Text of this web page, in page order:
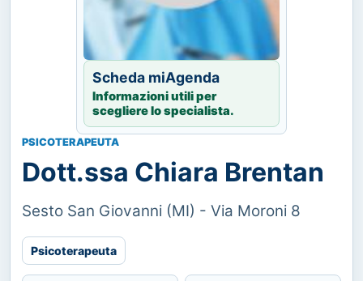
Scheda miAgenda
Informazioni utili per
scegliere lo specialista.
PSICOTERAPEUTA
Dott.ssa Chiara Brentan
Sesto San Giovanni (MI) - Via Moroni 8
Psicoterapeuta